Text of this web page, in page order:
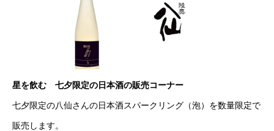
星を飲む 七夕限定の日本酒の販売コーナー
七夕限定の八仙さんの日本酒スパークリング（泡）を数量限定で
販売します。